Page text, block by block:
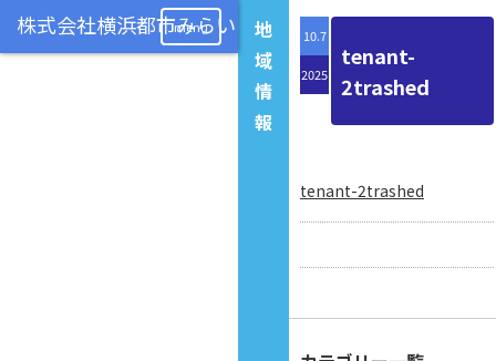
menu
地
域
情
報
10.7
2025
tenant-
2trashed
tenant-2trashed